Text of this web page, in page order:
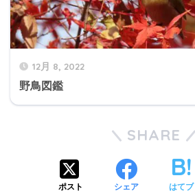
12月 8, 2022
野鳥図鑑
SHARE
ポスト シェア はてブ